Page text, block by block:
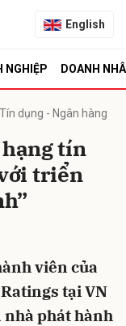
English
NGHIỆP DOANH
Tín dụng - Ngân hàng
hạng tín
triển
viên của
tại VN
nhà phát hành
Hủy